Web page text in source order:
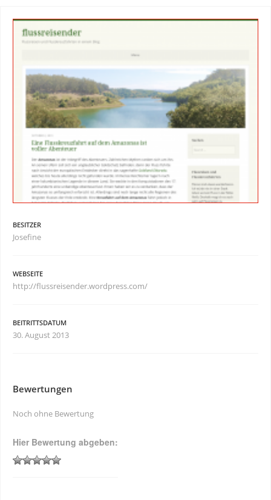
BESITZER
Josefine
WEBSEITE
http://flussreisender.wordpress.com/
BEITRITTSDATUM
30. August 2013
Bewertungen
Noch ohne Bewertung
Hier Bewertung abgeben: